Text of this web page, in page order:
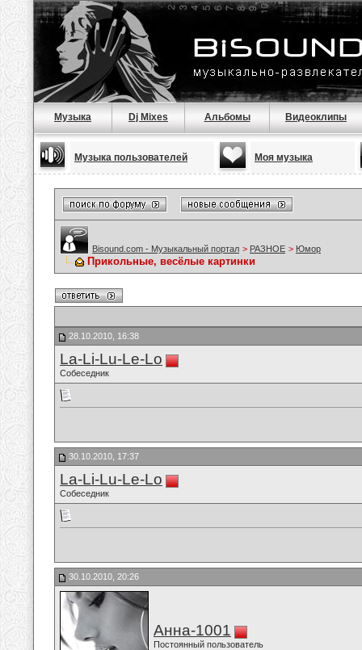
Музыка Dj Mixes Альбомы Видеоклипы
Музыка пользователей Моя музыка
Bisound.com - Музыкальный портал > РАЗНОЕ > Юмор
Прикольные, весёлые картинки
28.10.2010, 16:38
La-Li-Lu-Le-Lo
Собеседник
30.10.2010, 17:37
La-Li-Lu-Le-Lo
Собеседник
30.10.2010, 20:26
Анна-1001
Постоянный пользователь